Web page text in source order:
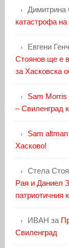
Димитрина
катастрофа
Евгени
Стоянов ще е
за Хасковска
Sam Morris
– Свиленград
Sam altman
Хасково!
Стела
Рая и Даниел
патриотичния
ИВАН за
Свиленград